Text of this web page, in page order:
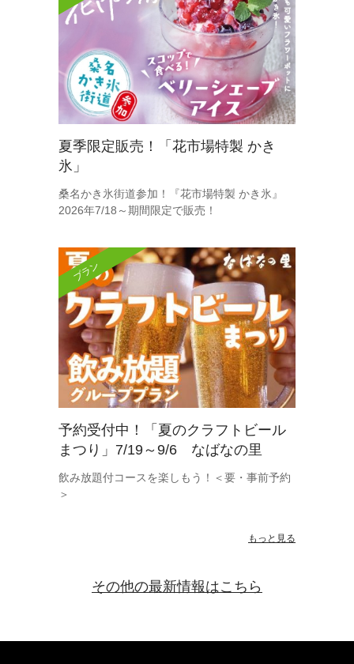
夏季限定販売！「花市場特製 かき
氷」
桑名かき氷街道参加！『花市場特製 かき氷』
2026年7/18～期間限定で販売！
プラン
予約受付中！「夏のクラフトビール
まつり」7/19～9/6 なばなの里
飲み放題付コースを楽しもう！＜要・事前予約
＞
もっと見る
その他の最新情報はこちら